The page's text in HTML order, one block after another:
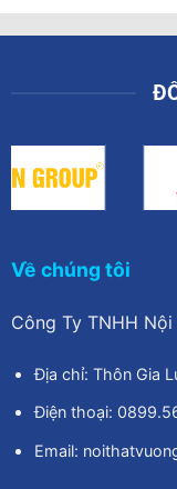
Về chúng tôi
Công Ty TNHH
Địa chỉ: Thôn Gia
Điện thoại:
Email: